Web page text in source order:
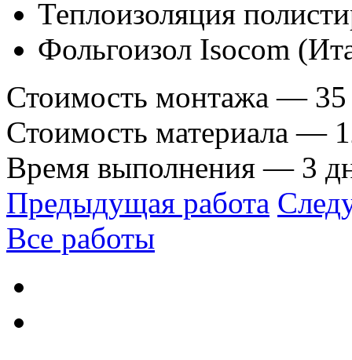
Теплоизоляция
Фольгоизол Isocom
Стоимость монтажа — 35
Стоимость материала —
Время выполнения — 3
Предыдущая работа
Все работы